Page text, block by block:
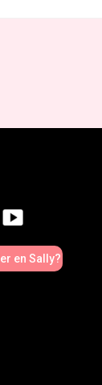
en Sally?